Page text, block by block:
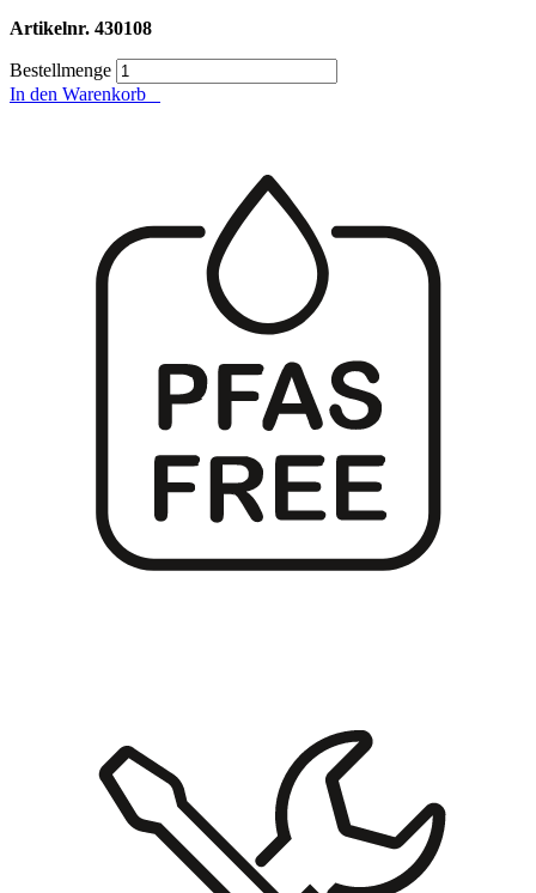
Artikelnr. 430108
Bestellmenge
In den Warenkorb